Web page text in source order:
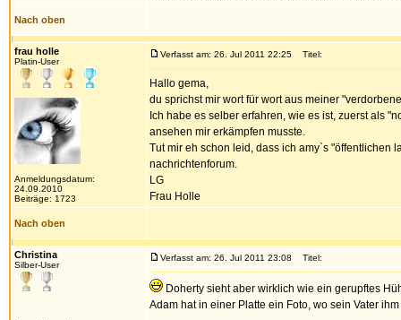
Nach oben
frau holle
Platin-User
Anmeldungsdatum:
24.09.2010
Beiträge: 1723
Verfasst am: 26. Jul 2011 22:25 Titel:
Hallo gema,
du sprichst mir wort für wort aus meiner
Ich habe es selber erfahren, wie es ist, zuerst als
ansehen mir erkämpfen musste.
Tut mir eh schon leid, dass ich amy`s "öffentlichen
nachrichtenforum.
LG
Frau Holle
Nach oben
Christina
Silber-User
Verfasst am: 26. Jul 2011 23:08 Titel:
Doherty sieht aber wirklich wie ein gerupftes
Adam hat in einer Platte ein Foto, wo sein Vater